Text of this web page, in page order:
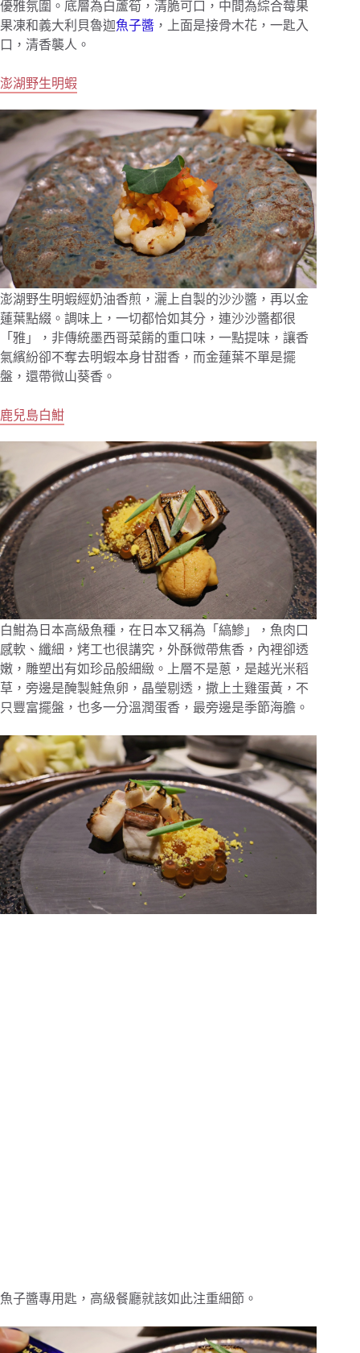
優雅氛圍。底層為白蘆筍，清脆可口，中間為綜合莓果
果凍和義大利貝魯迦魚子醬 ，上面是接骨木花，一匙入
口，清香襲人。
澎湖野生明蝦
澎湖野生明蝦經奶油香煎，灑上自製的沙沙醬，再以金
蓮葉點綴。調味上，一切都恰如其分，連沙沙醬都很
「雅」，非傳統墨西哥菜餚的重口味，一點提味，讓香
氣繽紛卻不奪去明蝦本身甘甜香，而金蓮葉不單是擺
盤，還帶微山葵香。
鹿兒島白魽
白魽為日本高級魚種，在日本又稱為「縞鰺」，魚肉口
感軟、纖細，烤工也很講究，外酥微帶焦香，內裡卻透
嫩，雕塑出有如珍品般細緻。上層不是蔥，是越光米稻
草，旁邊是醃製鮭魚卵，晶瑩剔透，撒上土雞蛋黃，不
只豐富擺盤，也多一分溫潤蛋香，最旁邊是季節海膽。
魚子醬專用匙，高級餐廳就該如此注重細節。